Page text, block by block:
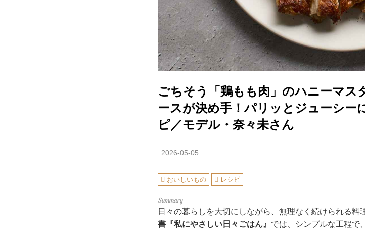
ごちそう「鶏もも肉」のハニーマス
ースが決め手！パリッとジューシー
ピ／モデル・奈々未さん
2026-05-05
おいしいもの レシピ
日々の暮らしを大切にしながら、無理なく続けられる料
書『私にやさしい日々ごはん』 では、シンプルな工程で